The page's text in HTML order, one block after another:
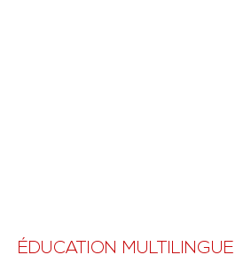
ÉDUCATION MULTILINGUE